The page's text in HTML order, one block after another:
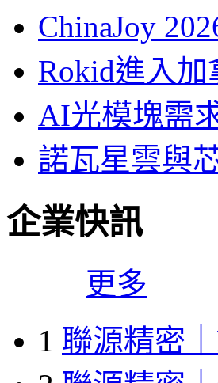
ChinaJoy
Rokid進入
AI光模塊需
諾瓦星雲與
企業快訊
更多
1 聯源精密